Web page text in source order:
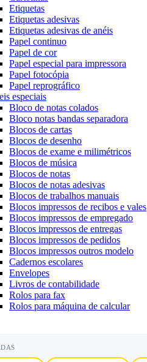
Etiquetas
Etiquetas adesivas
Etiquetas adesivas de anéis
Papel continuo
Papel de cor
Papel especial para impressora
Papel fotocópia
Papel reprográfico
especiais
Bloco de notas colados
Bloco notas bandas separadora
Blocos de cartas
Blocos de desenho
Blocos de exame e milimétricos
Blocos de música
Blocos de notas
Blocos de notas adesivas
Blocos de trabalhos manuais
Blocos impressos de recibos e vales
Blocos impressos de empregado
Blocos impressos de entregas
Blocos impressos de pedidos
Blocos impressos outros modelo
Cadernos escolares
Envelopes
Livros de contabilidade
Rolos para fax
Rolos para máquina de calcular